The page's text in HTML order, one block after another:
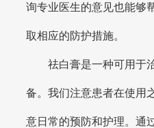
询专业医生的意见也能够
取相应的防护措施。
祛白膏是一种可用于治
备。我们注意患者在使用
意日常的预防和护理。通